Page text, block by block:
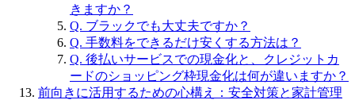
きますか？
Q. ブラックでも大丈夫ですか？
Q. 手数料をできるだけ安くする方法は？
Q. 後払いサービスでの現金化と、クレジットカ
ードのショッピング枠現金化は何が違いますか？
前向きに活用するための心構え：安全対策と家計管理